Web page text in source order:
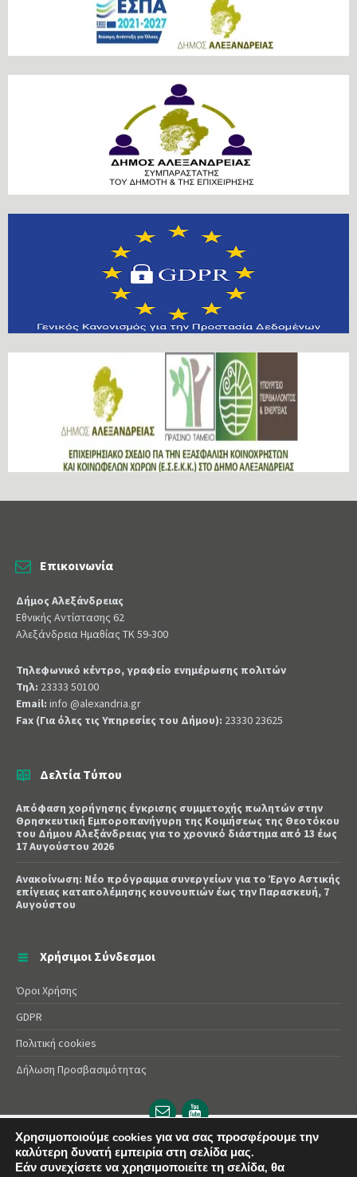
Επικοινωνία
Δήμος Αλεξάνδρειας
Εθνικής Αντίστασης 62
Αλεξάνδρεια Ημαθίας ΤΚ 59-300
Τηλεφωνικό κέντρο, γραφείο ενημέρωσης πολιτών
Τηλ: 23333 50100
Email: info @alexandria.gr
Fax (Για όλες τις Υπηρεσίες του Δήμου): 23330 23625
Δελτία Τύπου
Απόφαση χορήγησης έγκρισης συμμετοχής πωλητών στην
Θρησκευτική Εμποροπανήγυρη της Κοιμήσεως της Θεοτόκου
του Δήμου Αλεξάνδρειας για το χρονικό διάστημα από 13 έως
17 Αυγούστου 2026
Ανακοίνωση: Νέο πρόγραμμα συνεργείων για το Έργο Αστικής
επίγειας καταπολέμησης κουνουπιών έως την Παρασκευή, 7
Αυγούστου
Χρήσιμοι Σύνδεσμοι
Όροι Χρήσης
GDPR
Πολιτική cookies
Δήλωση Προσβασιμότητας
Email
url
YouTube
url
© 2025 Δήμος Αλεξάνδρειας | Powered byApogee
Χρησιμοποιούμε cookies για να σας προσφέρουμε την
καλύτερη δυνατή εμπειρία στη σελίδα μας.
Εάν συνεχίσετε να χρησιμοποιείτε τη σελίδα, θα